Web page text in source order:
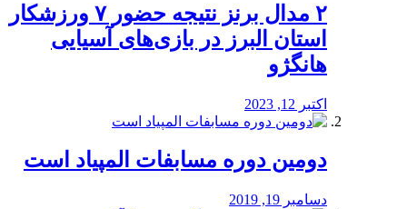
۲ مدال برنز نتیجه حضور ۷ ورزشکار
استان البرز در بازی‌های آسیایی
هانگژو
اکتبر 12, 2023
دومین دوره مسابفات المپیاد است
دسامبر 19, 2019